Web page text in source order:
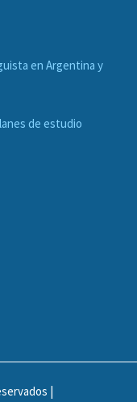
en Argentina y
de estudio
|